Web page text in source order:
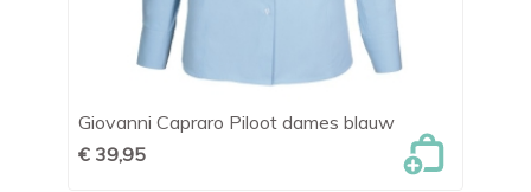
Giovanni Capraro Piloot dames blauw
€ 39,95